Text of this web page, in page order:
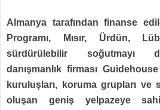
Almanya tarafından finanse
Programı, Mısır, Ürdün,
sürdürülebilir soğutmayı
danışmanlık firması
kuruluşları, koruma grupları ve
oluşan geniş yelpazeye